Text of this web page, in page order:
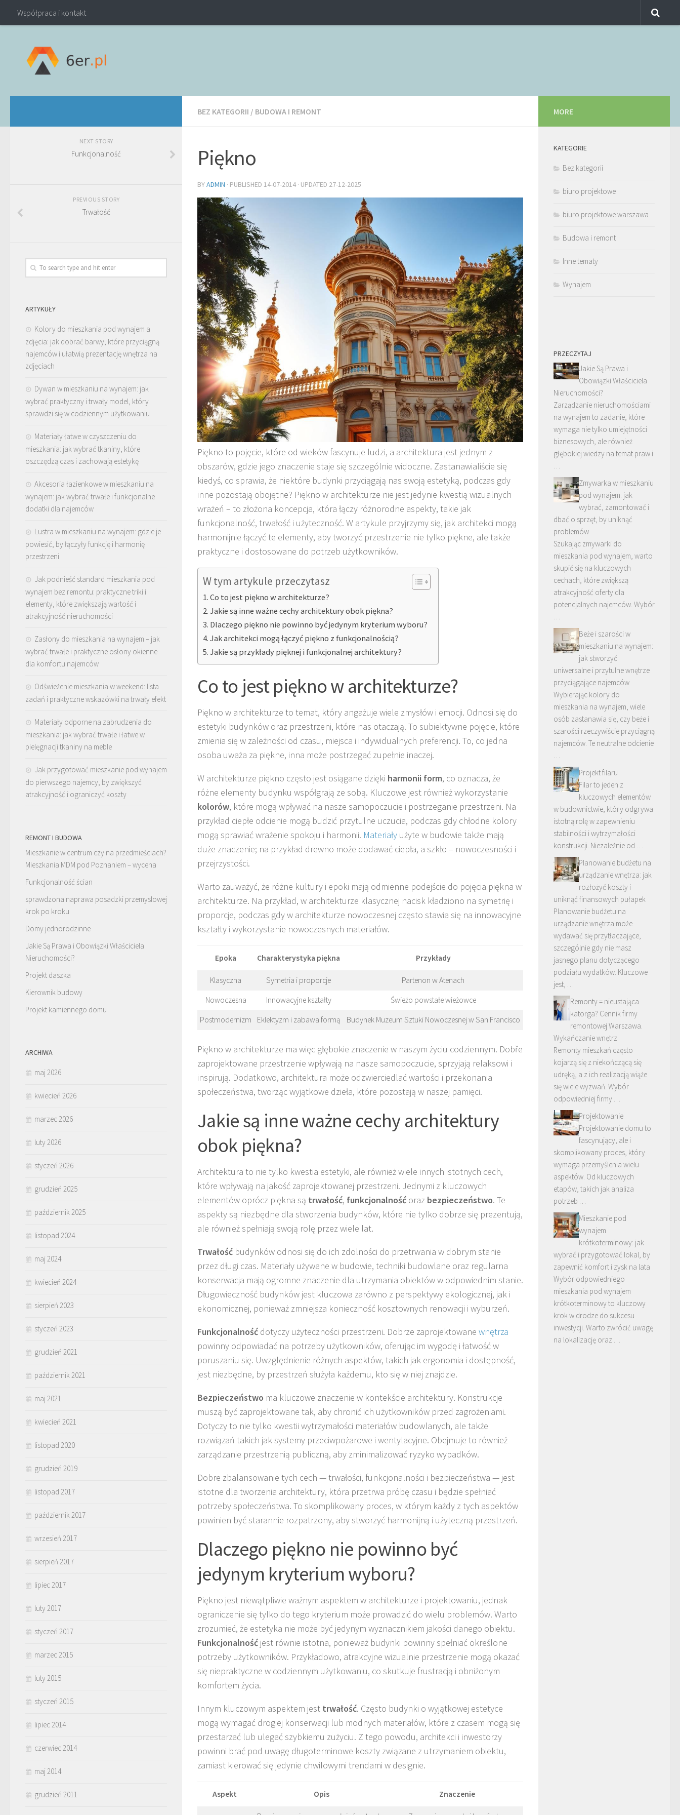
Współpraca i kontakt
BEZ KATEGORII / BUDOWA I REMONT
Piękno
BYADMIN · PUBLISHED 14-07-2014 · UPDATED 27-12-2025
Piękno to pojęcie, które od wieków fascynuje ludzi, a architektura jest jednym z
obszarów, gdzie jego znaczenie staje się szczególnie widoczne. Zastanawialiście się
kiedyś, co sprawia, że niektóre budynki przyciągają nas swoją estetyką, podczas gdy
inne pozostają obojętne? Piękno w architekturze nie jest jedynie kwestią wizualnych
wrażeń – to złożona koncepcja, która łączy różnorodne aspekty, takie jak
funkcjonalność, trwałość i użyteczność. W artykule przyjrzymy się, jak architekci mogą
harmonijnie łączyć te elementy, aby tworzyć przestrzenie nie tylko piękne, ale także
praktyczne i dostosowane do potrzeb użytkowników.
W tym artykule przeczytasz
Co to jest piękno w architekturze?
Jakie są inne ważne cechy architektury obok piękna?
Dlaczego piękno nie powinno być jedynym kryterium wyboru?
Jak architekci mogą łączyć piękno z funkcjonalnością?
Jakie są przykłady pięknej i funkcjonalnej architektury?
Co to jest piękno w architekturze?
Piękno w architekturze to temat, który angażuje wiele zmysłów i emocji. Odnosi się do
estetyki budynków oraz przestrzeni, które nas otaczają. To subiektywne pojęcie, które
zmienia się w zależności od czasu, miejsca i indywidualnych preferencji. To, co jedna
osoba uważa za piękne, inna może postrzegać zupełnie inaczej.
W architekturze piękno często jest osiągane dzięki harmonii form, co oznacza, że
różne elementy budynku współgrają ze sobą. Kluczowe jest również wykorzystanie
kolorów, które mogą wpływać na nasze samopoczucie i postrzeganie przestrzeni. Na
przykład ciepłe odcienie mogą budzić przytulne uczucia, podczas gdy chłodne kolory
mogą sprawiać wrażenie spokoju i harmonii. Materiały użyte w budowie także mają
duże znaczenie; na przykład drewno może dodawać ciepła, a szkło – nowoczesności i
przejrzystości.
Warto zauważyć, że różne kultury i epoki mają odmienne podejście do pojęcia piękna w
architekturze. Na przykład, w architekturze klasycznej nacisk kładziono na symetrię i
proporcje, podczas gdy w architekturze nowoczesnej często stawia się na innowacyjne
kształty i wykorzystanie nowoczesnych materiałów.
Epoka Charakterystyka piękna Przykłady
Klasyczna Symetria i proporcje Partenon w Atenach
Nowoczesna Innowacyjne kształty Świeżo powstałe wieżowce
Postmodernizm Eklektyzm i zabawa formą Budynek Muzeum Sztuki Nowoczesnej w San Francisco
Piękno w architekturze ma więc głębokie znaczenie w naszym życiu codziennym. Dobře
zaprojektowane przestrzenie wpływają na nasze samopoczucie, sprzyjają relaksowi i
inspirują. Dodatkowo, architektura może odzwierciedlać wartości i przekonania
społeczeństwa, tworząc wyjątkowe dzieła, które pozostają w naszej pamięci.
Jakie są inne ważne cechy architektury
obok piękna?
Architektura to nie tylko kwestia estetyki, ale również wiele innych istotnych cech,
które wpływają na jakość zaprojektowanej przestrzeni. Jednymi z kluczowych
elementów oprócz piękna są trwałość, funkcjonalność oraz bezpieczeństwo. Te
aspekty są niezbędne dla stworzenia budynków, które nie tylko dobrze się prezentują,
ale również spełniają swoją rolę przez wiele lat.
Trwałość budynków odnosi się do ich zdolności do przetrwania w dobrym stanie
przez długi czas. Materiały używane w budowie, techniki budowlane oraz regularna
konserwacja mają ogromne znaczenie dla utrzymania obiektów w odpowiednim stanie.
Długowieczność budynków jest kluczowa zarówno z perspektywy ekologicznej, jak i
ekonomicznej, ponieważ zmniejsza konieczność kosztownych renowacji i wyburzeń.
Funkcjonalność dotyczy użyteczności przestrzeni. Dobrze zaprojektowane wnętrza
powinny odpowiadać na potrzeby użytkowników, oferując im wygodę i łatwość w
poruszaniu się. Uwzględnienie różnych aspektów, takich jak ergonomia i dostępność,
jest niezbędne, by przestrzeń służyła każdemu, kto się w niej znajdzie.
Bezpieczeństwo ma kluczowe znaczenie w kontekście architektury. Konstrukcje
muszą być zaprojektowane tak, aby chronić ich użytkowników przed zagrożeniami.
Dotyczy to nie tylko kwestii wytrzymałości materiałów budowlanych, ale także
rozwiązań takich jak systemy przeciwpożarowe i wentylacyjne. Obejmuje to również
zarządzanie przestrzenią publiczną, aby zminimalizować ryzyko wypadków.
Dobre zbalansowanie tych cech — trwałości, funkcjonalności i bezpieczeństwa — jest
istotne dla tworzenia architektury, która przetrwa próbę czasu i będzie spełniać
potrzeby społeczeństwa. To skomplikowany proces, w którym każdy z tych aspektów
powinien być starannie rozpatrzony, aby stworzyć harmonijną i użyteczną przestrzeń.
Dlaczego piękno nie powinno być
jedynym kryterium wyboru?
Piękno jest niewątpliwie ważnym aspektem w architekturze i projektowaniu, jednak
ograniczenie się tylko do tego kryterium może prowadzić do wielu problemów. Warto
zrozumieć, że estetyka nie może być jedynym wyznacznikiem jakości danego obiektu.
Funkcjonalność jest równie istotna, ponieważ budynki powinny spełniać określone
potrzeby użytkowników. Przykładowo, atrakcyjne wizualnie przestrzenie mogą okazać
się niepraktyczne w codziennym użytkowaniu, co skutkuje frustracją i obniżonym
komfortem życia.
Innym kluczowym aspektem jest trwałość. Często budynki o wyjątkowej estetyce
mogą wymagać drogiej konserwacji lub modnych materiałów, które z czasem mogą się
przestarzać lub ulegać szybkiemu zużyciu. Z tego powodu, architekci i inwestorzy
powinni brać pod uwagę długoterminowe koszty związane z utrzymaniem obiektu,
zamiast kierować się jedynie chwilowymi trendami w designie.
Aspekt Opis Znaczenie
NEXT STORY
Funkcjonalność
PREVIOUS STORY
Trwałość
ARTYKUŁY
Kolory do mieszkania pod wynajem a
zdjęcia: jak dobrać barwy, które przyciągną
najemców i ułatwią prezentację wnętrza na
zdjęciach
Dywan w mieszkaniu na wynajem: jak
wybrać praktyczny i trwały model, który
sprawdzi się w codziennym użytkowaniu
Materiały łatwe w czyszczeniu do
mieszkania: jak wybrać tkaniny, które
oszczędzą czas i zachowają estetykę
Akcesoria łazienkowe w mieszkaniu na
wynajem: jak wybrać trwałe i funkcjonalne
dodatki dla najemców
Lustra w mieszkaniu na wynajem: gdzie je
powiesić, by łączyły funkcję i harmonię
przestrzeni
Jak podnieść standard mieszkania pod
wynajem bez remontu: praktyczne triki i
elementy, które zwiększają wartość i
atrakcyjność nieruchomości
Zasłony do mieszkania na wynajem – jak
wybrać trwałe i praktyczne osłony okienne
dla komfortu najemców
Odświeżenie mieszkania w weekend: lista
zadań i praktyczne wskazówki na trwały efekt
Materiały odporne na zabrudzenia do
mieszkania: jak wybrać trwałe i łatwe w
pielęgnacji tkaniny na meble
Jak przygotować mieszkanie pod wynajem
do pierwszego najemcy, by zwiększyć
atrakcyjność i ograniczyć koszty
REMONT I BUDOWA
Mieszkanie w centrum czy na przedmieściach?
Mieszkania MDM pod Poznaniem – wycena
Funkcjonalność ścian
sprawdzona naprawa posadzki przemyslowej
krok po kroku
Domy jednorodzinne
Jakie Są Prawa i Obowiązki Właściciela
Nieruchomości?
Projekt daszka
Kierownik budowy
Projekt kamiennego domu
ARCHIWA
maj 2026
kwiecień 2026
marzec 2026
luty 2026
styczeń 2026
grudzień 2025
październik 2025
listopad 2024
maj 2024
kwiecień 2024
sierpień 2023
styczeń 2023
grudzień 2021
październik 2021
maj 2021
kwiecień 2021
listopad 2020
grudzień 2019
listopad 2017
październik 2017
wrzesień 2017
sierpień 2017
lipiec 2017
luty 2017
styczeń 2017
marzec 2015
luty 2015
styczeń 2015
lipiec 2014
czerwiec 2014
maj 2014
grudzień 2011
MORE
KATEGORIE
Bez kategorii
biuro projektowe
biuro projektowe warszawa
Budowa i remont
Inne tematy
Wynajem
PRZECZYTAJ
Jakie Są Prawa i
Obowiązki Właściciela
Nieruchomości?
Zarządzanie nieruchomościami
na wynajem to zadanie, które
wymaga nie tylko umiejętności
biznesowych, ale również
głębokiej wiedzy na temat praw i
…
Zmywarka w mieszkaniu
pod wynajem: jak
wybrać, zamontować i
dbać o sprzęt, by uniknąć
problemów
Szukając zmywarki do
mieszkania pod wynajem, warto
skupić się na kluczowych
cechach, które zwiększą
atrakcyjność oferty dla
potencjalnych najemców. Wybór
…
Beże i szarości w
mieszkaniu na wynajem:
jak stworzyć
uniwersalne i przytulne wnętrze
przyciągające najemców
Wybierając kolory do
mieszkania na wynajem, wiele
osób zastanawia się, czy beże i
szarości rzeczywiście przyciągną
najemców. Te neutralne odcienie
…
Projekt filaru
Filar to jeden z
kluczowych elementów
w budownictwie, który odgrywa
istotną rolę w zapewnieniu
stabilności i wytrzymałości
konstrukcji. Niezależnie od …
Planowanie budżetu na
urządzanie wnętrza: jak
rozłożyć koszty i
uniknąć finansowych pułapek
Planowanie budżetu na
urządzanie wnętrza może
wydawać się przytłaczające,
szczególnie gdy nie masz
jasnego planu dotyczącego
podziału wydatków. Kluczowe
jest, …
Remonty = nieustająca
katorga? Cennik firmy
remontowej Warszawa.
Wykańczanie wnętrz
Remonty mieszkań często
kojarzą się z niekończącą się
udręką, a z ich realizacją wiąże
się wiele wyzwań. Wybór
odpowiedniej firmy …
Projektowanie
Projektowanie domu to
fascynujący, ale i
skomplikowany proces, który
wymaga przemyślenia wielu
aspektów. Od kluczowych
etapów, takich jak analiza
potrzeb …
Mieszkanie pod
wynajem
krótkoterminowy: jak
wybrać i przygotować lokal, by
zapewnić komfort i zysk na lata
Wybór odpowiedniego
mieszkania pod wynajem
krótkoterminowy to kluczowy
krok w drodze do sukcesu
inwestycji. Warto zwrócić uwagę
na lokalizację oraz …